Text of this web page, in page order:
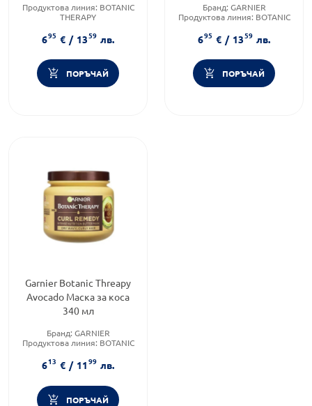
Продуктова линия: BOTANIC
THERAPY
козметика
Форма на продукта:маска
695 € / 1359 лв.
ПОРЪЧАЙ
Бранд: GARNIER
Продуктова линия: BOTANIC
Тип козметика:Масова
козметика
695 € / 1359 лв.
ПОРЪЧАЙ
Garnier Botanic Threapy
Avocado Маска за коса
340 мл
Бранд: GARNIER
Продуктова линия: BOTANIC
Тип коса: Къдрава коса
613 € / 1199 лв.
ПОРЪЧАЙ